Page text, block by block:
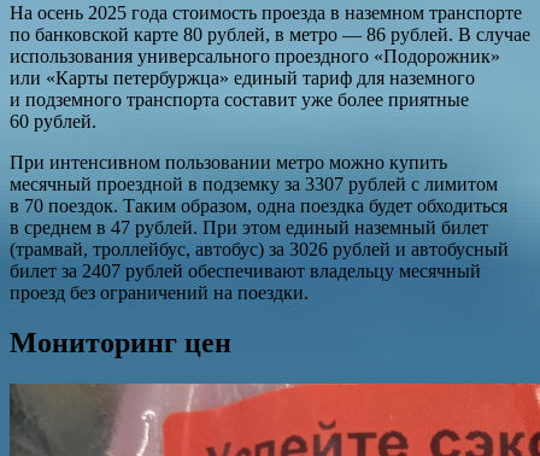
На осень 2025 года стоимость проезда в наземном транспорте
по банковской карте 80 рублей, в метро — 86 рублей. В случае
использования универсального проездного «Подорожник»
или «Карты петербуржца» единый тариф для наземного
и подземного транспорта составит уже более приятные
60 рублей.
При интенсивном пользовании метро можно купить
месячный проездной в подземку за 3307 рублей с лимитом
в 70 поездок. Таким образом, одна поездка будет обходиться
в среднем в 47 рублей. При этом единый наземный билет
(трамвай, троллейбус, автобус) за 3026 рублей и автобусный
билет за 2407 рублей обеспечивают владельцу месячный
проезд без ограничений на поездки.
Мониторинг цен